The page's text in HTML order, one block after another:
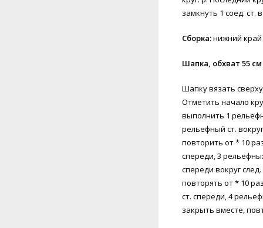
замкнуть 1 соед. ст.
Сборка:нижний край
Шапка, обхват 55 см
Шапку вязать
Отметить начало
выполнить 1
рельефный ст.
повторить от * 10
спереди, 3
спереди вокруг
повторять от * 10
ст. спереди, 4
закрыть вместе,